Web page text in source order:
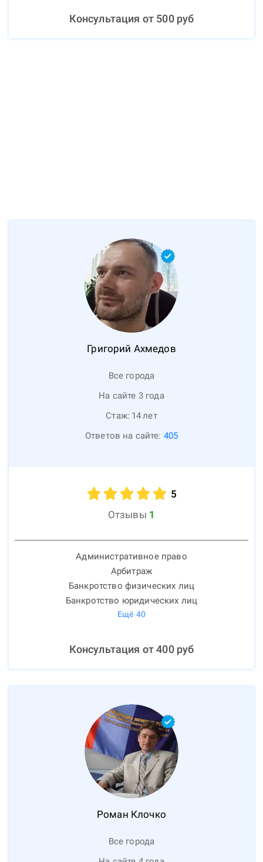
Консультация от 500руб
Григорий Ахмедов
Все города
На сайте 3 года
Стаж: 14лет
Ответов на сайте: 405
5
Отзывы 1
Административное право
Арбитраж
Банкротство физических лиц
Банкротство юридических лиц
Ещё 40
Консультация от400руб
Роман Клочко
Все города